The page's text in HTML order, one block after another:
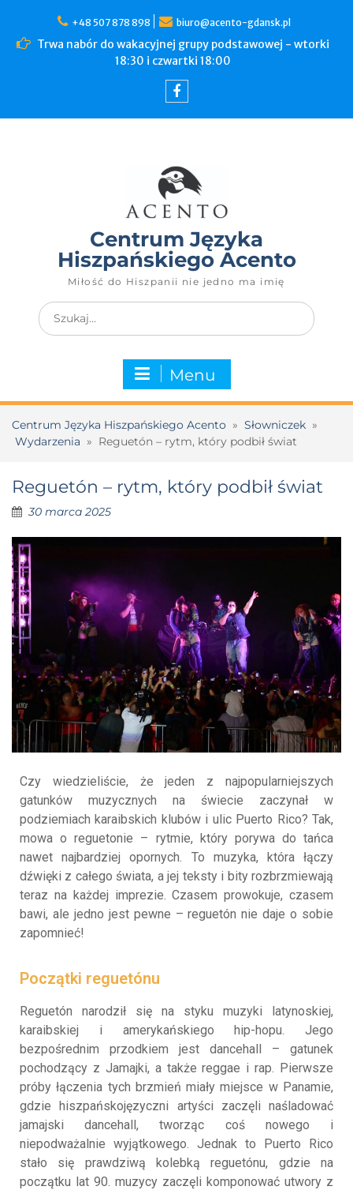
+48 507 878 898 biuro@acento-gdansk.pl
Trwa nabór do wakacyjnej grupy podstawowej - wtorki
18:30 i czwartki 18:00
Centrum Języka
Hiszpańskiego Acento
Miłość do Hiszpanii nie jedno ma imię
Menu
Centrum Języka Hiszpańskiego Acento » Słowniczek »
Wydarzenia » Reguetón – rytm, który podbił świat
Reguetón – rytm, który podbił świat
30 marca 2025
Czy wiedzieliście, że jeden z najpopularniejszych
gatunków muzycznych na świecie zaczynał w
podziemiach karaibskich klubów i ulic Puerto Rico? Tak,
mowa o reguetonie – rytmie, który porywa do tańca
nawet najbardziej opornych. To muzyka, która łączy
dźwięki z całego świata, a jej teksty i bity rozbrzmiewają
teraz na każdej imprezie. Czasem prowokuje, czasem
bawi, ale jedno jest pewne – reguetón nie daje o sobie
zapomnieć!
Początki reguetónu
Reguetón narodził się na styku muzyki latynoskiej,
karaibskiej i amerykańskiego hip-hopu. Jego
bezpośrednim przodkiem jest dancehall – gatunek
pochodzący z Jamajki, a także reggae i rap. Pierwsze
próby łączenia tych brzmień miały miejsce w Panamie,
gdzie hiszpańskojęzyczni artyści zaczęli naśladować
jamajski dancehall, tworząc coś nowego i
niepodważalnie wyjątkowego. Jednak to Puerto Rico
stało się prawdziwą kolebką reguetónu, gdzie na
początku lat 90. muzycy zaczęli komponować utwory z